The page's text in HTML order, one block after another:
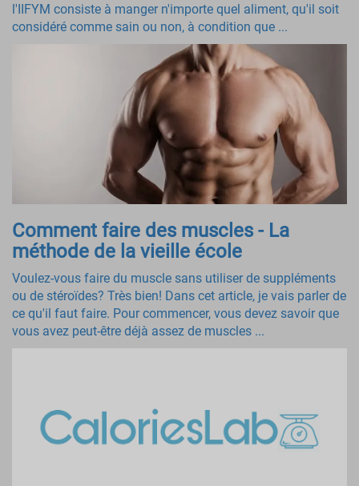
l'IIFYM consiste à manger n'importe quel aliment, qu'il soit
considéré comme sain ou non, à condition que ...
Comment faire des muscles - La
méthode de la vieille école
Voulez-vous faire du muscle sans utiliser de suppléments
ou de stéroïdes? Très bien! Dans cet article, je vais parler de
ce qu'il faut faire. Pour commencer, vous devez savoir que
vous avez peut-être déjà assez de muscles ...